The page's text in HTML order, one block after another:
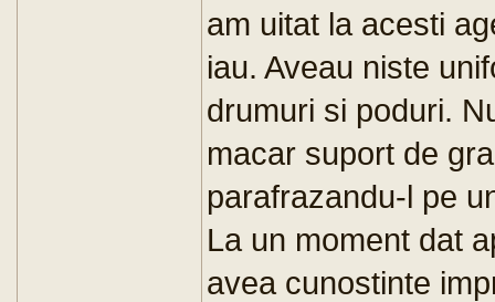
am uitat la acesti
iau. Aveau niste
drumuri si poduri.
macar suport de
parafrazandu-l pe
La un moment dat
avea cunostinte